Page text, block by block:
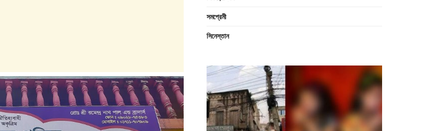
সমপ্রেমী
সিনেস্তান